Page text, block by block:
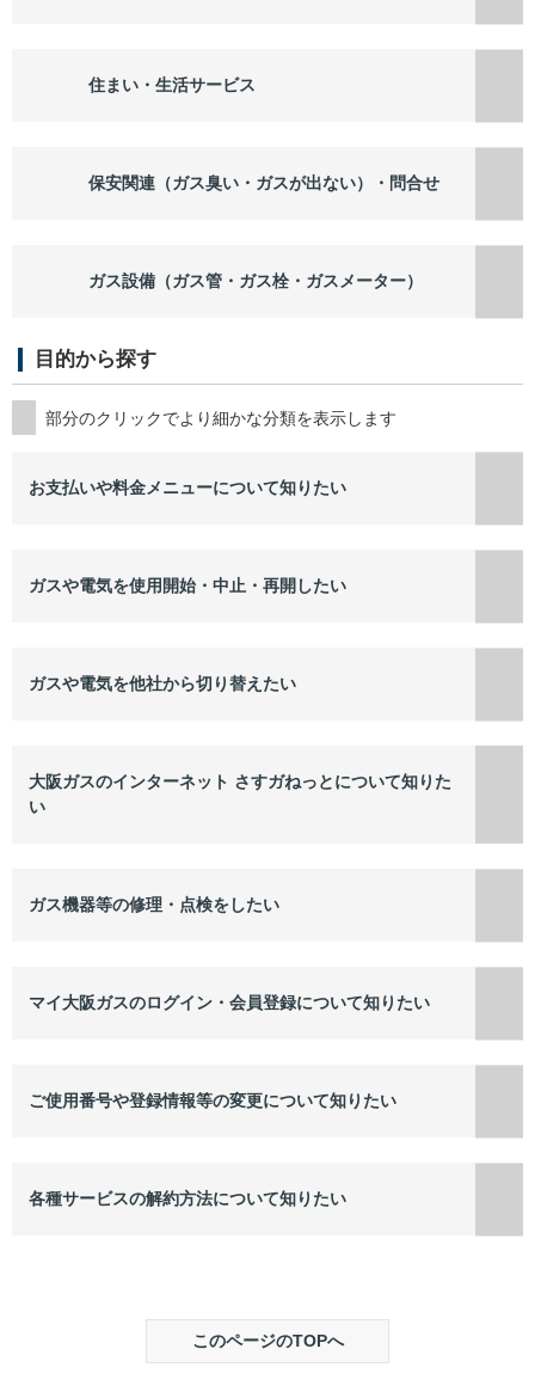
住まい・生活サービス
保安関連（ガス臭い・ガスが出ない）・問合せ
ガス設備（ガス管・ガス栓・ガスメーター）
目的から探す
お支払いや料金メニューについて知りたい
ガスや電気を使用開始・中止・再開したい
ガスや電気を他社から切り替えたい
大阪ガスのインターネット さすガねっとについて知りた
い
ガス機器等の修理・点検をしたい
マイ大阪ガスのログイン・会員登録について知りたい
ご使用番号や登録情報等の変更について知りたい
各種サービスの解約方法について知りたい
このページのTOPへ